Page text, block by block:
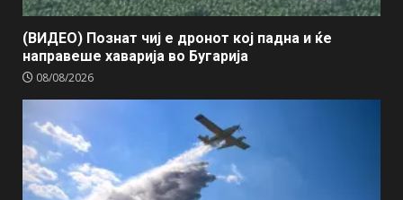
(ВИДЕО) Познат чиј е дронот кој падна и ќе
направеше хаварија во Бугарија
08/08/2026